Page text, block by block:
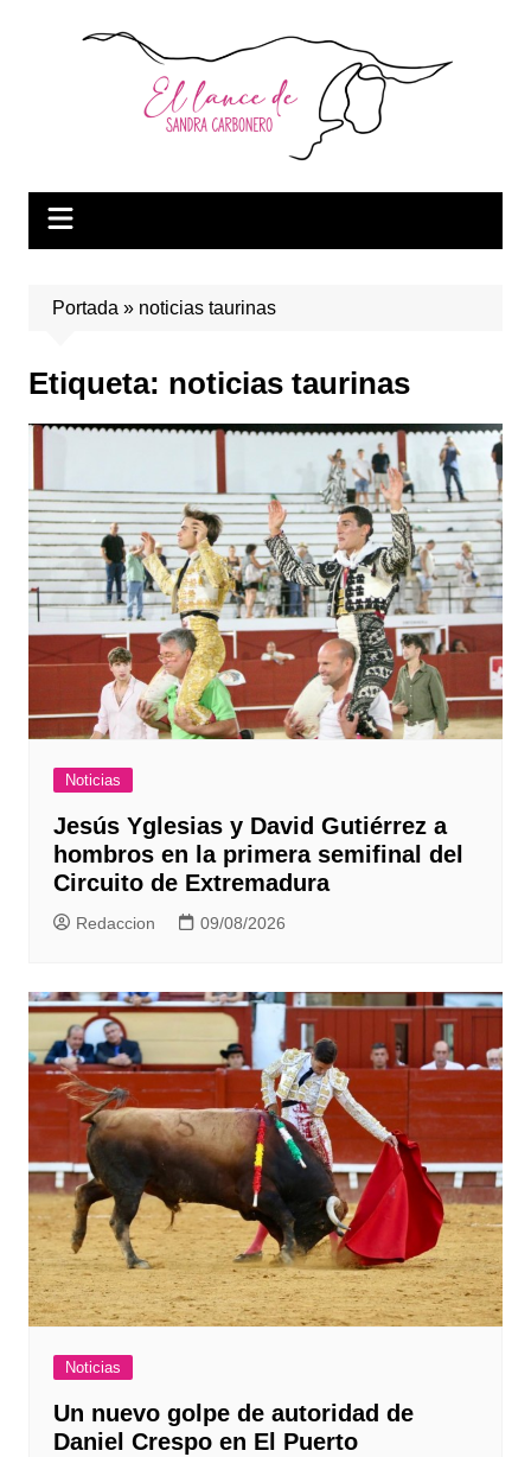
Portada » noticias taurinas
Etiqueta: noticias taurinas
Noticias
Jesús Yglesias y David Gutiérrez a
hombros en la primera semifinal del
Circuito de Extremadura
Redaccion 09/08/2026
Noticias
Un nuevo golpe de autoridad de
Daniel Crespo en El Puerto